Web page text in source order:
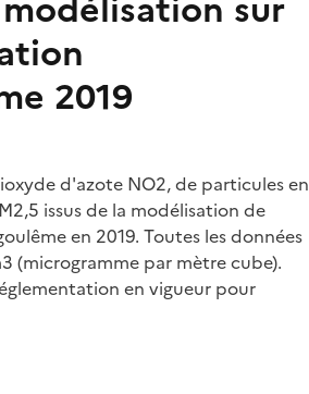
2019
d'azote NO2, de particules en
issus de la modélisation de
en 2019. Toutes les données
(microgramme par mètre cube).
en vigueur pour